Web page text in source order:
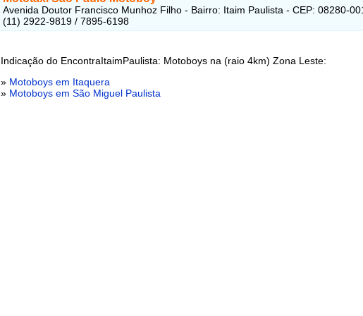
Avenida Doutor Francisco Munhoz Filho - Bairro: Itaim Paulista - CEP: 08280-
(11) 2922-9819 / 7895-6198
Indicação do EncontraItaimPaulista: Motoboys na (raio 4km) Zona Leste:
» Motoboys em Itaquera
» Motoboys em São Miguel Paulista